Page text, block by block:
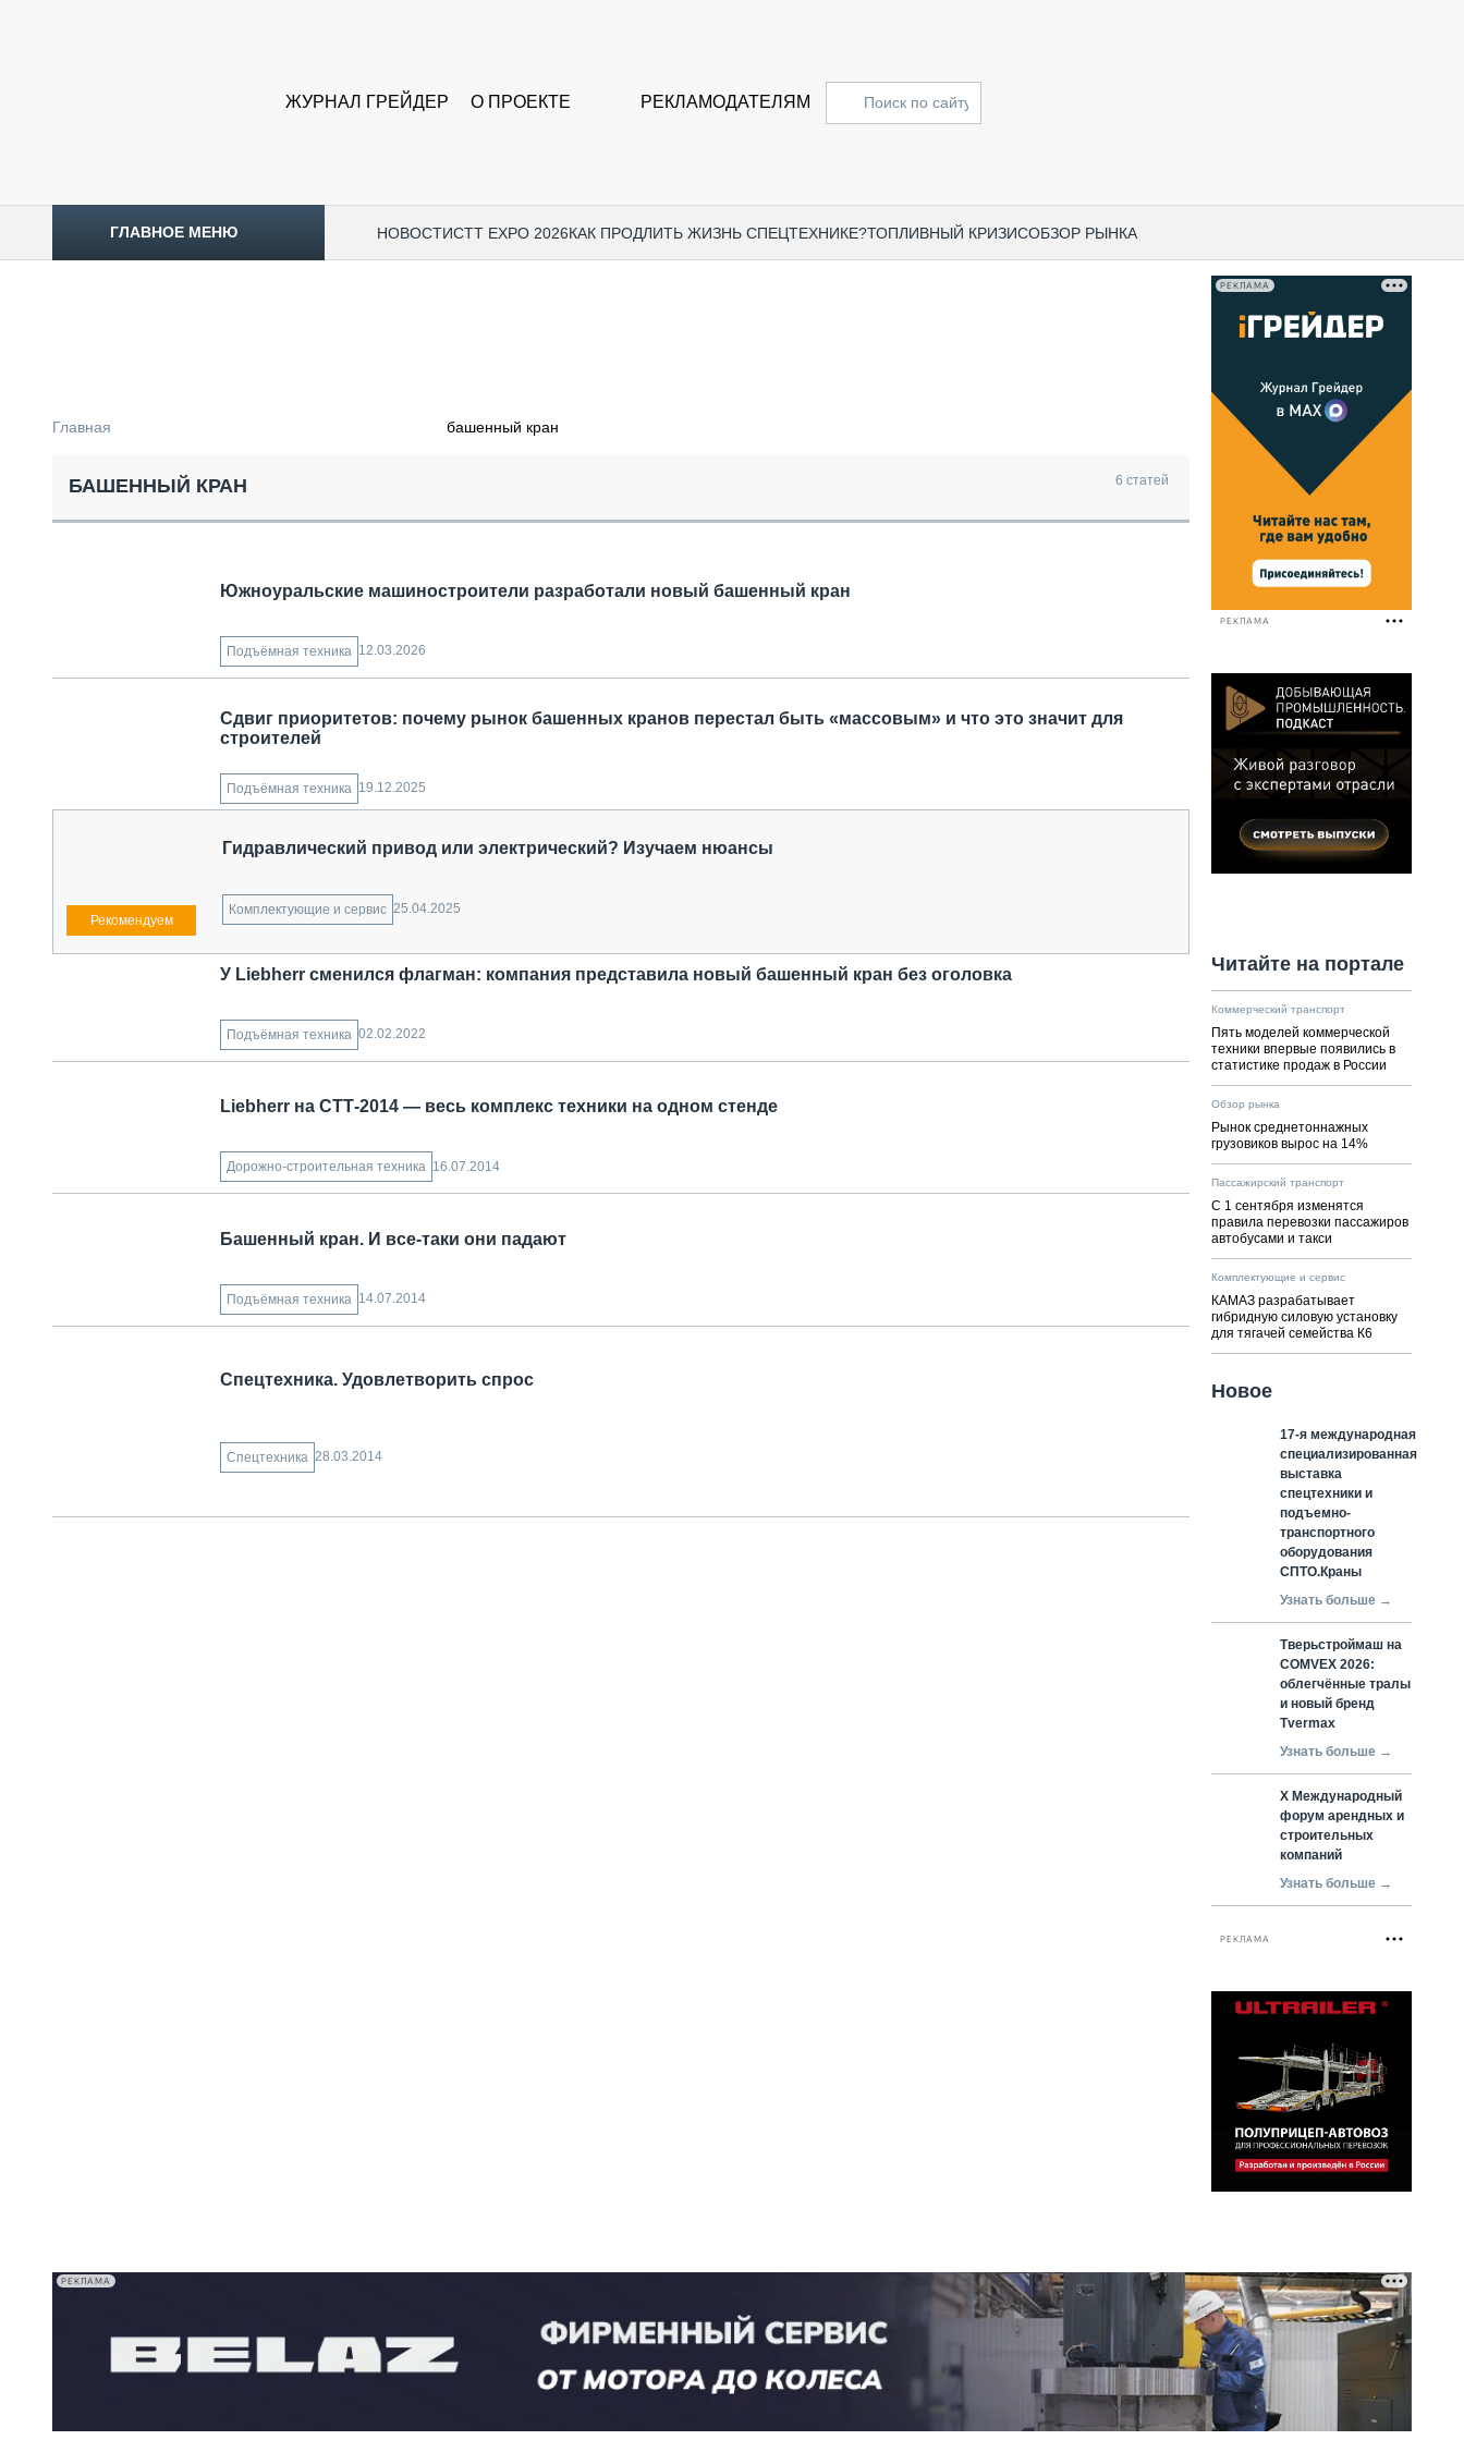
ЖУРНАЛ ГРЕЙДЕР О ПРОЕКТЕ РЕКЛАМОДАТЕЛЯМ
ГЛАВНОЕ МЕНЮ НОВОСТИCTT EXPO 2026КАК ПРОДЛИТЬ ЖИЗНЬ СПЕЦТЕХНИКЕ?ТОПЛИВНЫЙ КРИЗИСОБЗОР РЫНКА
СПЕЦТЕХНИКА И ТРАНСПОРТ
ГРУЗОПЕРЕВОЗКИ
ТЕХНИКА КРУПНЫМ ПЛАНОМ
ДОРОЖНАЯ ИНДУСТРИЯ
СЕРВИСМЕНЫ
КОМТРАНС 2021
БЛИЖАЙШИЕ МЕРОПРИЯТИЯ
ПАССАЖИРСКИЙ ТРАНСПОРТ
АВТОМАТИЗАЦИЯ И ТЕХНОЛОГИИ
Главная башенный кран
БАШЕННЫЙ КРАН 6 статей
Южноуральские машиностроители разработали новый башенный кран
Подъёмная техника 12.03.2026
Сдвиг приоритетов: почему рынок башенных кранов перестал быть «массовым» и что это значит для
строителей
Подъёмная техника 19.12.2025
Гидравлический привод или электрический? Изучаем нюансы
Комплектующие и сервис 25.04.2025
У Liebherr сменился флагман: компания представила новый башенный кран без оголовка
Подъёмная техника 02.02.2022
Liebherr на СТТ-2014 — весь комплекс техники на одном стенде
Дорожно-строительная техника 16.07.2014
Башенный кран. И все-таки они падают
Подъёмная техника 14.07.2014
Спецтехника. Удовлетворить спрос
Спецтехника 28.03.2014
РЕКЛАМА
РЕКЛАМА
Читайте на портале
Коммерческий транспорт
Пять моделей коммерческой
техники впервые появились в
статистике продаж в России
Обзор рынка
Рынок среднетоннажных
грузовиков вырос на 14%
Пассажирский транспорт
С 1 сентября изменятся
правила перевозки пассажиров
автобусами и такси
Комплектующие и сервис
КАМАЗ разрабатывает
гибридную силовую установку
для тягачей семейства К6
Новое
17-я международная
специализированная
выставка
спецтехники и
подъемно-
транспортного
оборудования
СПТО.Краны
Узнать больше →
Тверьстроймаш на
COMVEX 2026:
облегчённые тралы
и новый бренд
Tvermax
Узнать больше →
X Международный
форум арендных и
строительных
компаний
Узнать больше →
РЕКЛАМА
РЕКЛАМА